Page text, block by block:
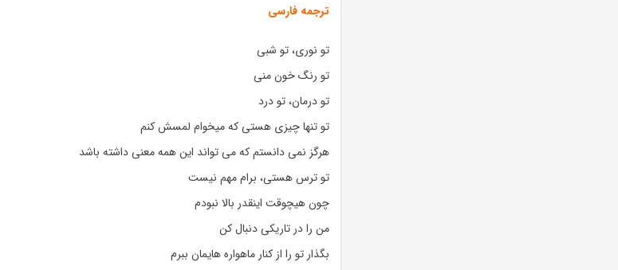
ترجمه فارسی
تو نوری، تو شبی
تو رنگ خون منی
تو درمان، تو درد
تو تنها چیزی هستی که میخوام لمسش کنم
هرگز نمی دانستم که می تواند این همه معنی داشته باشد
تو ترس هستی، برام مهم نیست
چون هیچوقت اینقدر بالا نبودم
من را در تاریکی دنبال کن
بگذار تو را از کنار ماهواره هایمان ببرم